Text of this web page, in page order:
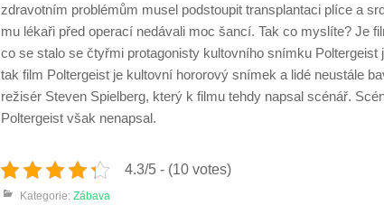
zdravotním problémům musel podstoupit transplantaci plíce a
mu lékaři před operací nedávali moc šancí. Tak co myslíte? Je
co se stalo se čtyřmi protagonisty kultovního snímku Poltergeist
tak film Poltergeist je kultovní hororový snímek a lidé neustále
režisér Steven Spielberg, který k filmu tehdy napsal scénář.
Poltergeist však nenapsal.
4.3/5 - (10 votes)
Kategorie: Zábava